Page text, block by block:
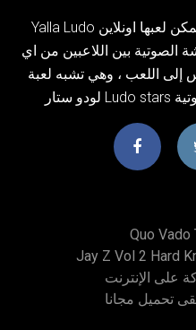
Yalla Ludo تعتبر لعبة يلا لودو لعبة جديدة يمكن لعبها اونلاين
الصوتية بين اللاعبين من اي
إلى اللعب ، وهي تشبه لعبة
على الإنترنت
تحميل مجانا